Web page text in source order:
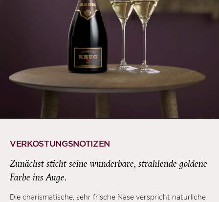
VERKOSTUNGSNOTIZEN
Zunächst sticht seine wunderbare, strahlende goldene
Farbe ins Auge.
Die charismatische, sehr frische Nase verspricht natürliche